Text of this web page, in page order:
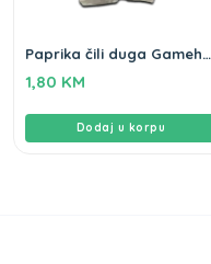
Paprika čili duga Gameha
1,80 KM
Dodaj u korpu